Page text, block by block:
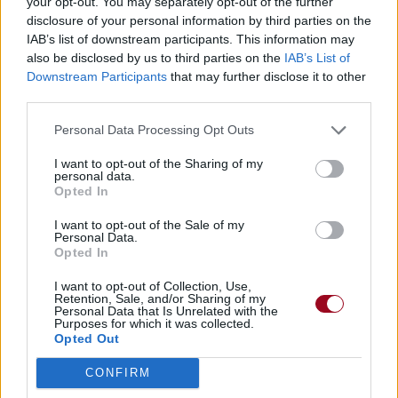
disclosure of your personal information by third parties on the
IAB’s list of downstream participants. This information may
also be disclosed by us to third parties on the IAB’s List of
Downstream Participants that may further disclose it to other
Personal Data Processing Opt Outs
I want to opt-out of the Sharing of my
personal data.
Opted In
I want to opt-out of the Sale of my
Personal Data.
Opted In
I want to opt-out of Collection, Use,
Retention, Sale, and/or Sharing of my
Personal Data that Is Unrelated with the
Purposes for which it was collected.
Opted Out
CONFIRM